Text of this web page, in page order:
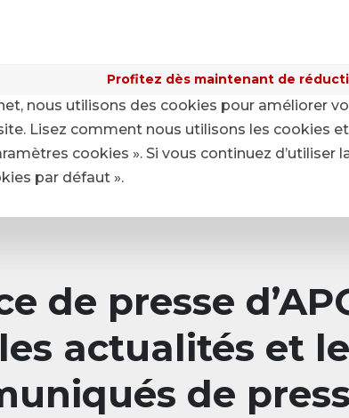
Profitez dès maintenant de
de presse
actualités et
de
nous utilisons des cookies pour améliorer
Lisez comment nous utilisons les cookies
cookies ». Si vous continuez d’utiliser
par défaut ».